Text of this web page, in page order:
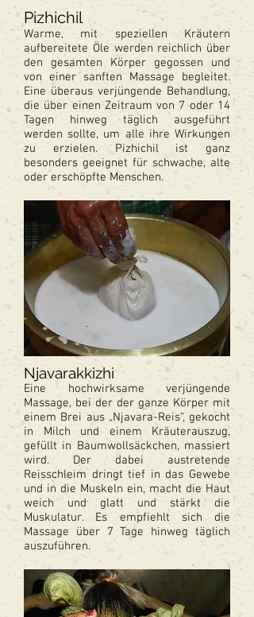
Pizhichil
Warme, mit speziellen Kräutern
aufbereitete Öle werden reichlich über
den gesamten Körper gegossen und
von einer sanften Massage begleitet.
Eine überaus verjüngende Behandlung,
die über einen Zeitraum von 7 oder 14
Tagen hinweg täglich ausgeführt
werden sollte, um alle ihre Wirkungen
zu erzielen. Pizhichil ist ganz
besonders geeignet für schwache, alte
oder erschöpfte Menschen.
Njavarakkizhi
Eine hochwirksame verjüngende
Massage, bei der der ganze Körper mit
einem Brei aus „Njavara-Reis“, gekocht
in Milch und einem Kräuterauszug,
gefüllt in Baumwollsäckchen, massiert
wird. Der dabei austretende
Reisschleim dringt tief in das Gewebe
und in die Muskeln ein, macht die Haut
weich und glatt und stärkt die
Muskulatur. Es empfiehlt sich die
Massage über 7 Tage hinweg täglich
auszuführen.